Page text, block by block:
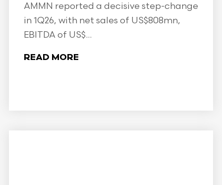
AMMN reported a decisive step-change
in 1Q26, with net sales of US$808mn,
EBITDA of US$...
READ MORE